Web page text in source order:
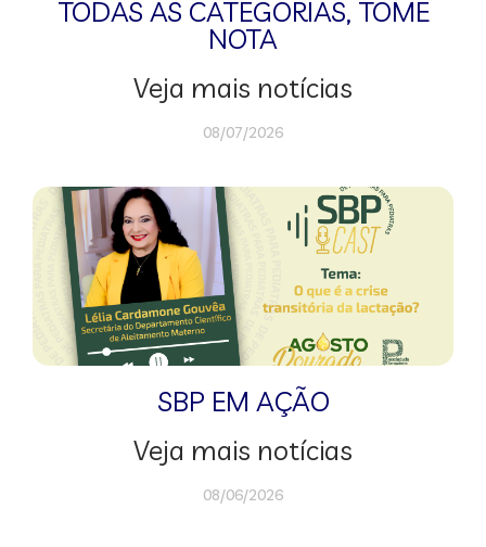
TODAS AS CATEGORIAS, TOME
NOTA
Veja mais notícias
08/07/2026
SBP EM AÇÃO
Veja mais notícias
08/06/2026